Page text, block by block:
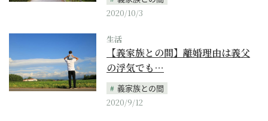
2020/10/3
生活
【義家族との間】離婚理由は義父
の浮気でも…
義家族との間
2020/9/12